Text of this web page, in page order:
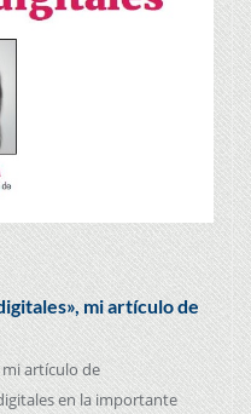
mi artículo de
artículo de
en la importante